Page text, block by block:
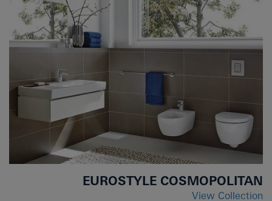
EUROSTYLE COSMOPOLITAN
View Collection